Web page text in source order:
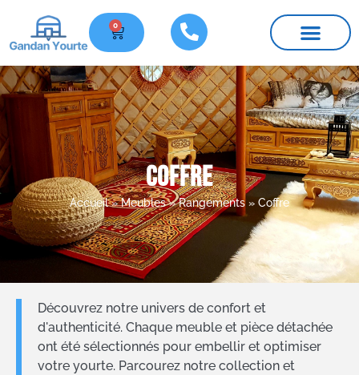
0
Coffre
Accueil»Meubles»Rangements » Coffre
Découvrez notre univers de confort et
d'authenticité. Chaque meuble et pièce détachée
ont été sélectionnés pour embellir et optimiser
votre yourte. Parcourez notre collection et